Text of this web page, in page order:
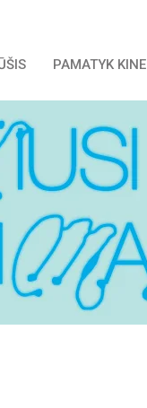
PAMATYK KINE